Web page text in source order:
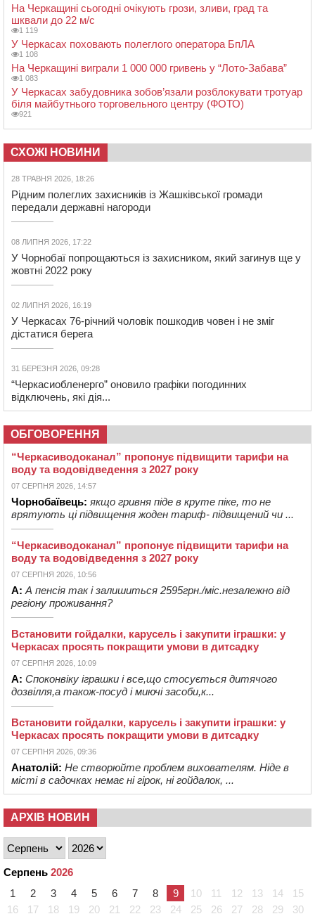
На Черкащині сьогодні очікують грози, зливи, град та
шквали до 22 м/с
1 119
У Черкасах поховають полеглого оператора БпЛА
1 108
На Черкащині виграли 1 000 000 гривень у “Лото-Забава”
1 083
У Черкасах забудовника зобов’язали розблокувати тротуар
біля майбутнього торговельного центру (ФОТО)
921
СХОЖІ НОВИНИ
28 ТРАВНЯ 2026, 18:26
Рідним полеглих захисників із Жашківської громади
передали державні нагороди
08 ЛИПНЯ 2026, 17:22
У Чорнобаї попрощаються із захисником, який загинув ще у
жовтні 2022 року
02 ЛИПНЯ 2026, 16:19
У Черкасах 76-річний чоловік пошкодив човен і не зміг
дістатися берега
31 БЕРЕЗНЯ 2026, 09:28
“Черкасиобленерго” оновило графіки погодинних
відключень, які дія...
ОБГОВОРЕННЯ
“Черкасиводоканал” пропонує підвищити тарифи на
воду та водовідведення з 2027 року
07 СЕРПНЯ 2026, 14:57
Чорнобаївець: якщо гривня піде в круте піке, то не
врятують ці підвищення жоден тариф- підвищений чи ...
“Черкасиводоканал” пропонує підвищити тарифи на
воду та водовідведення з 2027 року
07 СЕРПНЯ 2026, 10:56
А: А пенсія так і залишиться 2595грн./міс.незалежно від
регіону проживання?
Встановити гойдалки, карусель і закупити іграшки: у
Черкасах просять покращити умови в дитсадку
07 СЕРПНЯ 2026, 10:09
А: Споконвіку іграшки і все,що стосується дитячого
дозвілля,а також-посуд і миючі засоби,к...
Встановити гойдалки, карусель і закупити іграшки: у
Черкасах просять покращити умови в дитсадку
07 СЕРПНЯ 2026, 09:36
Анатолій: Не створюйте проблем вихователям. Ніде в
місті в садочках немає ні гірок, ні гойдалок, ...
АРХІВ НОВИН
Серпень 2026
1
2 3 4 5 6 7 8 9 10 11 12 13 14
15
16
17 18 19 20 21 22 23 24 25 26 27 28 29
30